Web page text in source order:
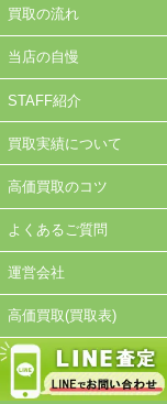
買取の流れ
当店の自慢
STAFF紹介
買取実績について
高価買取のコツ
よくあるご質問
運営会社
高価買取(買取表)